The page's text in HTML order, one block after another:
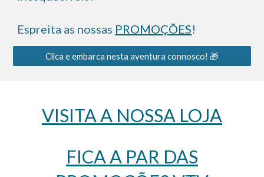
Espreita as nossas PROMOÇÕES!
Clica e embarca nesta aventura connosco! 🎁
VISITA A NOSSA LOJA
FICA A PAR DAS